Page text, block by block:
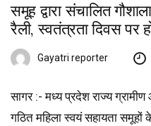
समूह द्वारा संचालित
रैली, स्वतंत्रता दिवस पर
Gayatri reporter
सागर :- मध्य प्रदेश राज्य
गठित महिला स्वयं सहायता